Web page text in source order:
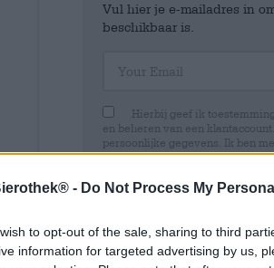
- Do Not Process My
to opt-out of the sale, sharing to third
information for targeted advertising by us,
Vul hier je e-mailadres in
beschikbaar is.
Hierbij geef ik
en beheren van een
persoonlijke gegevens. Ik ben
kan intrekken door een e-mail
toestemming geen invloed
uitgevoerd tot het moment van